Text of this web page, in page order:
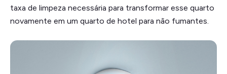
taxa de limpeza necessária para transformar esse quarto
novamente em um quarto de hotel para não fumantes.